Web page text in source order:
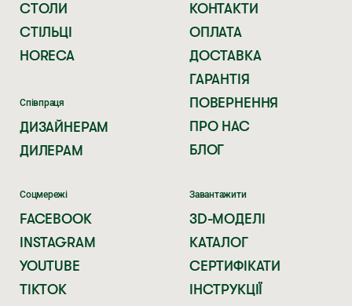
СТОЛИ
СТІЛЬЦІ
HORECA
Співпраця
ДИЗАЙНЕРАМ
ДИЛЕРАМ
КОНТАКТИ
ОПЛАТА
ДОСТАВКА
ГАРАНТІЯ
ПОВЕРНЕННЯ
ПРО НАС
БЛОГ
Соцмережі
FACEBOOK
INSTAGRAM
YOUTUBE
TIKTOK
Завантажити
3D-МОДЕЛІ
КАТАЛОГ
СЕРТИФІКАТИ
ІНСТРУКЦІЇ